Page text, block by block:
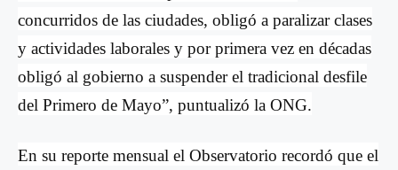
concurridos de las ciudades, obligó a paralizar clases
y actividades laborales y por primera vez en décadas
obligó al gobierno a suspender el tradicional desfile
del Primero de Mayo”, puntualizó la ONG.
En su reporte mensual el Observatorio recordó que el